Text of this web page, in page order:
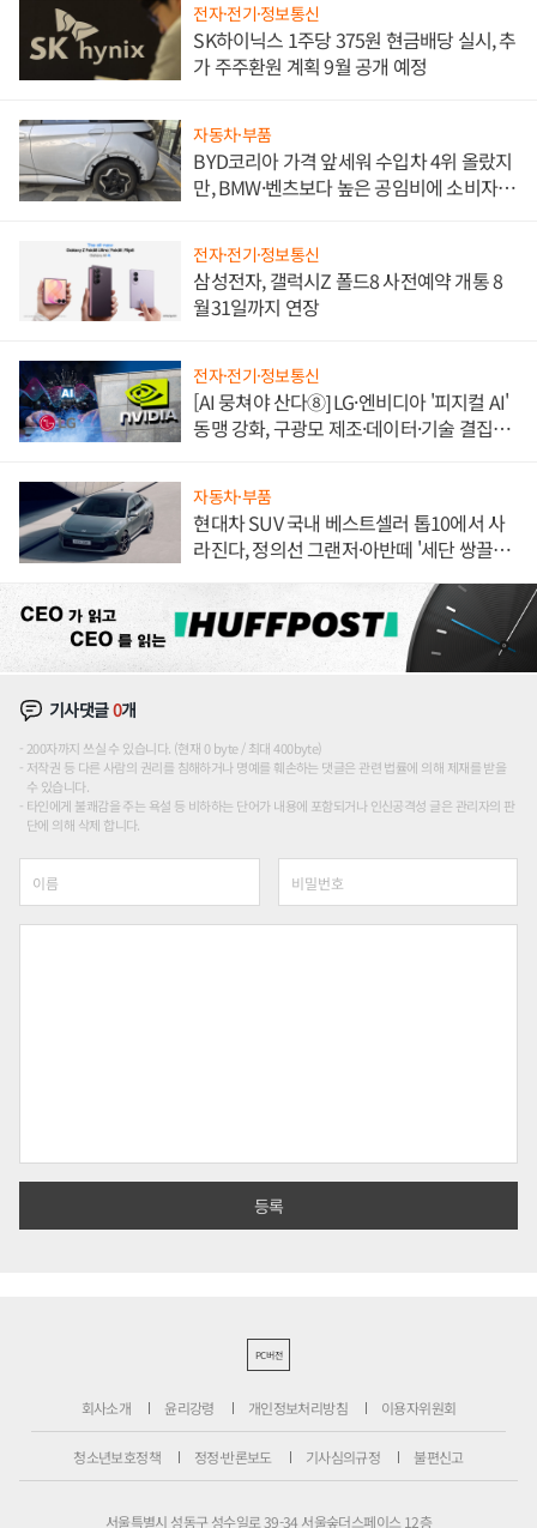
전자·전기·정보통신
SK하이닉스 1주당 375원 현금배당 실시, 추
가 주주환원 계획 9월 공개 예정
자동차·부품
BYD코리아 가격 앞세워 수입차 4위 올랐지
만, BMW·벤츠보다 높은 공임비에 소비자
전자·전기·정보통신
삼성전자, 갤럭시Z 폴드8 사전예약 개통 8
월31일까지 연장
전자·전기·정보통신
[AI 뭉쳐야 산다⑧] LG·엔비디아 '피지컬 AI'
동맹 강화, 구광모 제조·데이터·기술 결집
자동차·부품
현대차 SUV 국내 베스트셀러 톱10에서 사
라진다, 정의선 그랜저·아반떼 '세단 쌍끌
기사댓글0개
200자까지 쓰실 수 있습니다. (현재 0 byte / 최대 400byte)
저작권 등 다른 사람의 권리를 침해하거나 명예를 훼손하는 댓글은 관련 법률에 의해 제재를 받을
수 있습니다.
타인에게 불쾌감을 주는 욕설 등 비하하는 단어가 내용에 포함되거나 인신공격성 글은 관리자의 판
단에 의해 삭제 합니다.
PC버전
회사소개 윤리강령 개인정보처리방침 이용자위원회
청소년보호정책 정정·반론보도 기사심의규정 불편신고
서울특별시 성동구 성수일로 39-34 서울숲더스페이스 12층